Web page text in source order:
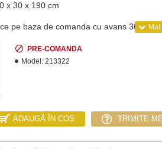
x 30 x 190 cm
pe baza de comanda cu avans 30 %
PRE-COMANDA
Model: 213322
ADAUGĂ ÎN COȘ TRIMITE